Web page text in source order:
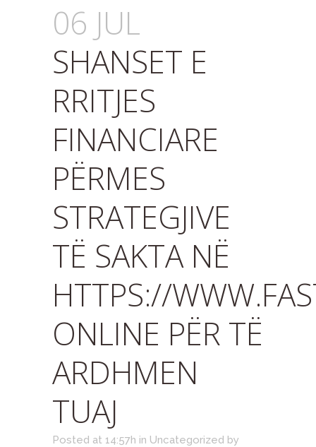
06 JUL
SHANSET E
RRITJES
FINANCIARE
PËRMES
STRATEGJIVE
TË SAKTA NË
HTTPS://
ONLINE PËR TË
ARDHMEN
TUAJ
Posted at 14:57h in Uncategorized by